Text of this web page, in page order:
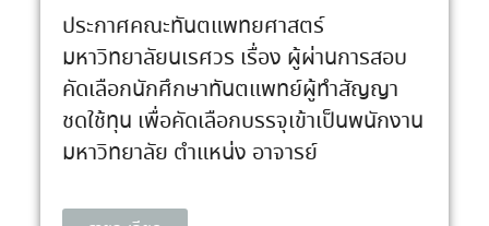
ประกาศคณะทันตแพทยศาสตร์
มหาวิทยาลัยนเรศวร เรื่อง ผู้ผ่านการสอบ
คัดเลือกนักศึกษาทันตแพทย์ผู้ทำสัญญา
ชดใช้ทุน เพื่อคัดเลือกบรรจุเข้าเป็นพนักงาน
มหาวิทยาลัย ตำแหน่ง อาจารย์